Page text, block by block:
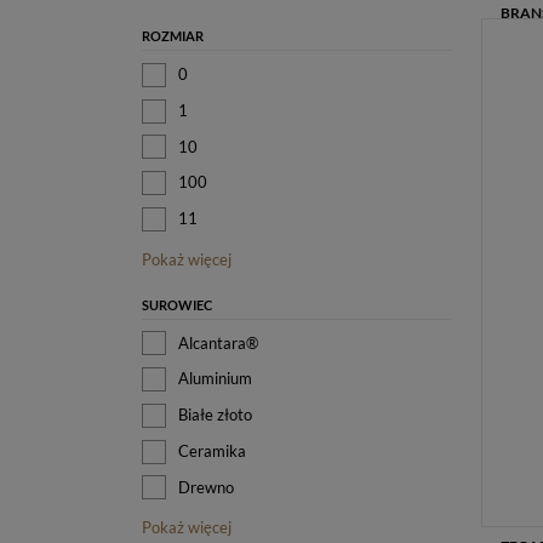
ROZMIAR
0
1
10
100
11
Pokaż więcej
SUROWIEC
Alcantara®
Aluminium
Białe złoto
Ceramika
Drewno
Pokaż więcej